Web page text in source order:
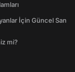
İçin Güncel San
mi?